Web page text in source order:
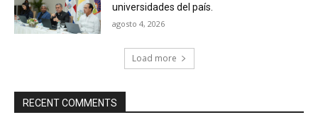
universidades del país.
agosto 4, 2026
Load more
RECENT COMMENTS